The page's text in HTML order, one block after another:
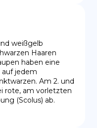
weißgelb
Haaren
haben eine
auf jedem
Am 2. und
rote, am vorletzten
(Scolus) ab.